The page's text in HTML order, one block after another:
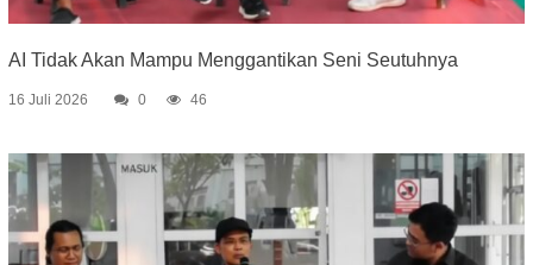
AI Tidak Akan Mampu Menggantikan Seni Seutuhnya
16 Juli 2026 0 46